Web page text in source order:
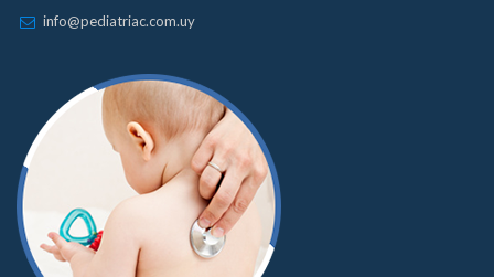
info@pediatriac.com.uy